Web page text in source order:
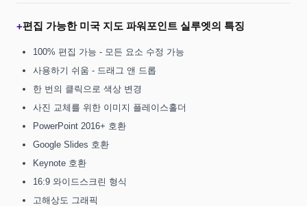
+편집 가능한 미국 지도 파워포인트 실루엣의 특징
100% 편집 가능 - 모든 요소 수정 가능
사용하기 쉬움 - 드래그 앤 드롭
한 번의 클릭으로 색상 변경
사진 교체를 위한 이미지 플레이스홀더
PowerPoint 2016+ 호환
Google Slides 호환
Keynote 호환
16:9 와이드스크린 형식
고해상도 그래픽